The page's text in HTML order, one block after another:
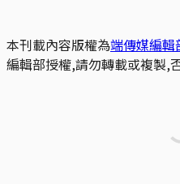
本刊載內容版權為端傳媒編輯
編輯部授權,請勿轉載或複製,